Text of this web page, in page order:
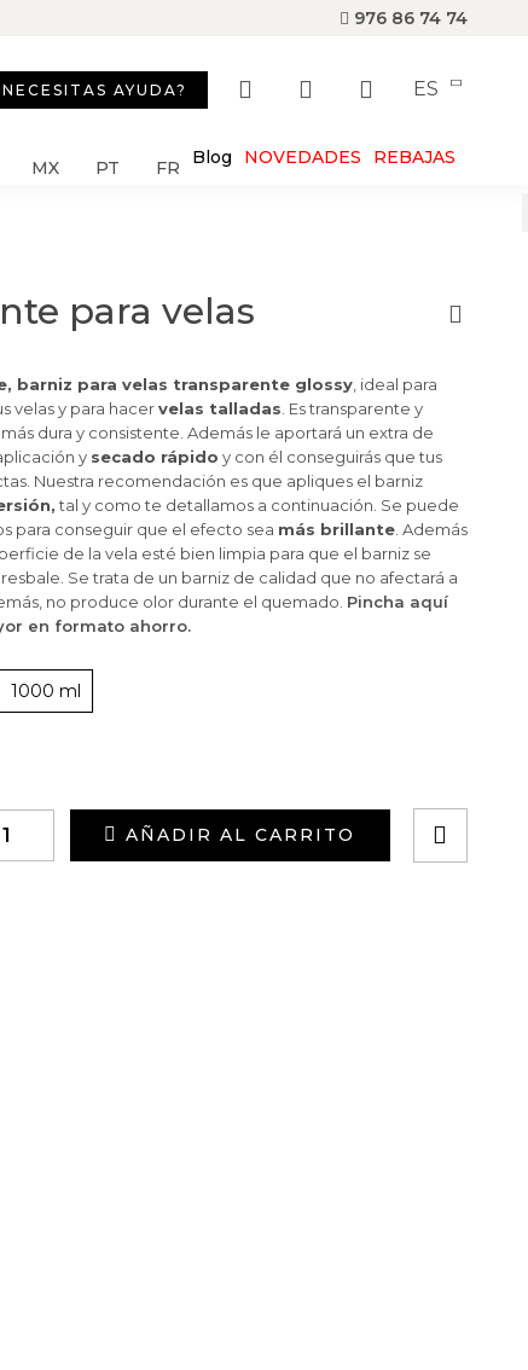
976 86 74 74
AYUDA? ES
MX PT FR Blog NOVEDADES REBAJAS
para velas
barniz para velas transparente glossy , ideal para
velas y para hacervelas talladas . Es transparente y
dura y consistente. Además le aportará un extra de
y secado rápido y con él conseguirás que tus
Nuestra recomendación es que apliques el barniz
tal y como te detallamos a continuación. Se puede
para conseguir que el efecto sea más brillante . Además
de la vela esté bien limpia para que el barniz se
Se trata de un barniz de calidad que no afectará a
no produce olor durante el quemado. Pincha aquí
en formato ahorro.
1000 ml
AÑADIR AL CARRITO